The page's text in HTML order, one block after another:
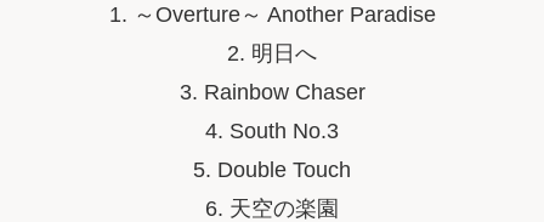
1. ～Overture～ Another Paradise
2. 明日へ
3. Rainbow Chaser
4. South No.3
5. Double Touch
6. 天空の楽園